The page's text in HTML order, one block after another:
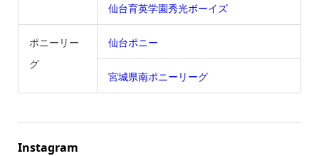
仙台育英学園秀光ボーイズ
ポニーリー
グ
仙台ポニー
宮城県南ポニーリーグ
Instagram